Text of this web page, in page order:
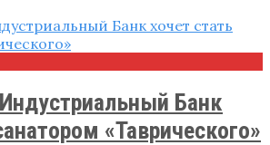
Банк
«Таврического»